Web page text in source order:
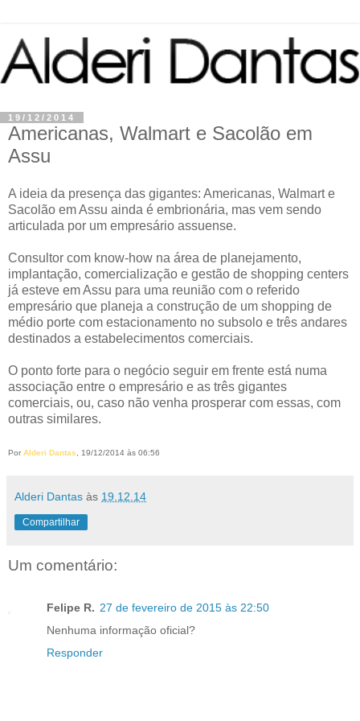
19/12/2014
Americanas, Walmart e Sacolão em
Assu
A ideia da presença das gigantes: Americanas, Walmart e
Sacolão em Assu ainda é embrionária, mas vem sendo
articulada por um empresário assuense.
Consultor com know-how na área de planejamento,
implantação, comercialização e gestão de shopping centers
já esteve em Assu para uma reunião com o referido
empresário que planeja a construção de um shopping de
médio porte com estacionamento no subsolo e três andares
destinados a estabelecimentos comerciais.
O ponto forte para o negócio seguir em frente está numa
associação entre o empresário e as três gigantes
comerciais, ou, caso não venha prosperar com essas, com
outras similares.
Por Alderi Dantas, 19/12/2014 às 06:56
Alderi Dantas às 19.12.14
Compartilhar
Um comentário:
Felipe R. 27 de fevereiro de 2015 às 22:50
Nenhuma informação oficial?
Responder